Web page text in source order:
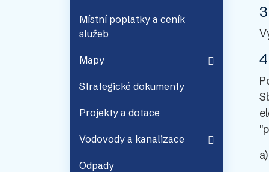
Místní poplatky a ceník
služeb
Mapy
Strategické dokumenty
Projekty a dotace
Vodovody a kanalizace
Odpady